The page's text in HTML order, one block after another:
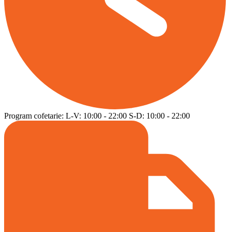
Program cofetarie: L-V: 10:00 - 22:00 S-D: 10:00 - 22:00